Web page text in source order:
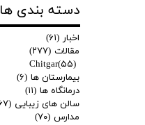
دسته بندی ها
اخبار (۶۱)
مقالات (۲۷۷)
Chitgar(۵۵)
بیمارستان ها (۶)
درمانگاه ها (۱۱)
سالن های زیبایی (۶۷)
مدارس (۷۰)